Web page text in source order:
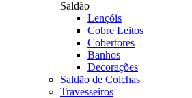
Saldão
Lençóis
Cobre Leitos
Cobertores
Banhos
Decorações
Saldão de Colchas
Travesseiros